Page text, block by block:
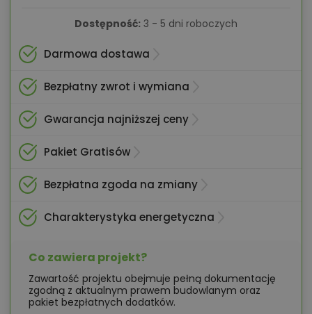
Dostępność: 3 - 5 dni roboczych
Darmowa dostawa
Bezpłatny zwrot i wymiana
Gwarancja najniższej ceny
Pakiet Gratisów
Bezpłatna zgoda na zmiany
Charakterystyka energetyczna
Co zawiera projekt?
Zawartość projektu obejmuje pełną dokumentację
zgodną z aktualnym prawem budowlanym oraz
pakiet bezpłatnych dodatków.